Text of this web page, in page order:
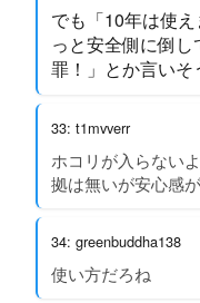
でも「10年は使
っと安全側に倒
罪！」とか言い
33: t1mvverr
ホコリが入らない
拠は無いが安心感
34: greenbuddha138
使い方だろね